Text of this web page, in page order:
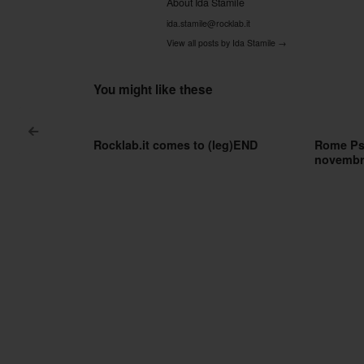
Post navigation
<
ida.stamile@rocklab.it
View all posts by Ida Stamile →
You might like these
Rocklab.it comes to (leg)END
Rome